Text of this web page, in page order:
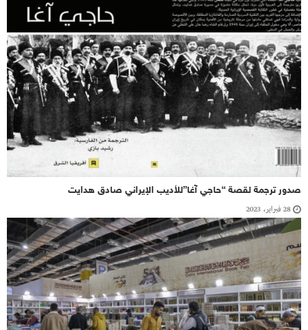
صدور ترجمة لقصة “حاجي آغا”للأديب الإيراني صادق هدايت
28 فبراير، 2023